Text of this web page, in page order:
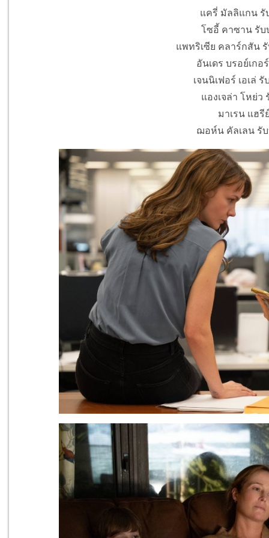
แครี่ มัลลิแกน รั
โซอี้ คาซาน รั
แพทริเซีย คลาร์กสัน
อันเดร บรอย์เก
เจนนิเฟอร์ เอเล่
แองเจล่า โหย่ว
มาเรน แฮรี
ฌอห์น คัลเลน รั